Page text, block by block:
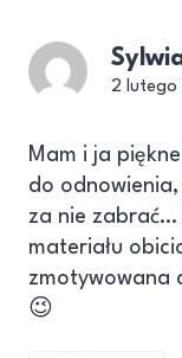
2 lutego
Mam i ja
do
za nie zabrać…
materiału
zmotywowana
😉